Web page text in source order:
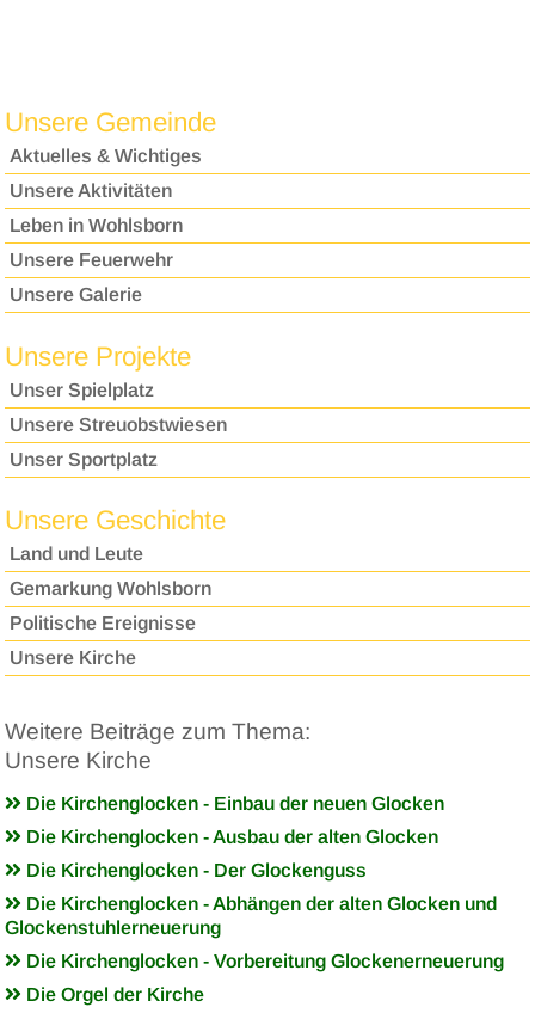
Unsere Gemeinde
Aktuelles & Wichtiges
Unsere Aktivitäten
Leben in Wohlsborn
Unsere Feuerwehr
Unsere Galerie
Unsere Projekte
Unser Spielplatz
Unsere Streuobstwiesen
Unser Sportplatz
Unsere Geschichte
Land und Leute
Gemarkung Wohlsborn
Politische Ereignisse
Unsere Kirche
Weitere Beiträge zum Thema:
Unsere Kirche
Die Kirchenglocken - Einbau der neuen Glocken
Die Kirchenglocken - Ausbau der alten Glocken
Die Kirchenglocken - Der Glockenguss
Die Kirchenglocken - Abhängen der alten Glocken und
Glockenstuhlerneuerung
Die Kirchenglocken - Vorbereitung Glockenerneuerung
Die Orgel der Kirche